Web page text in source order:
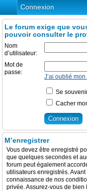
Connexion
Le forum exige que
pouvoir consulter le
Nom
d’utilisateur:
Mot de
passe:
J’ai oublié
Se
Cacher
M’enregistrer
Vous devez être enregistré
que quelques secondes et
forum peut également
utilisateurs enregistrés.
connaissance de nos
privée. Assurez-vous de